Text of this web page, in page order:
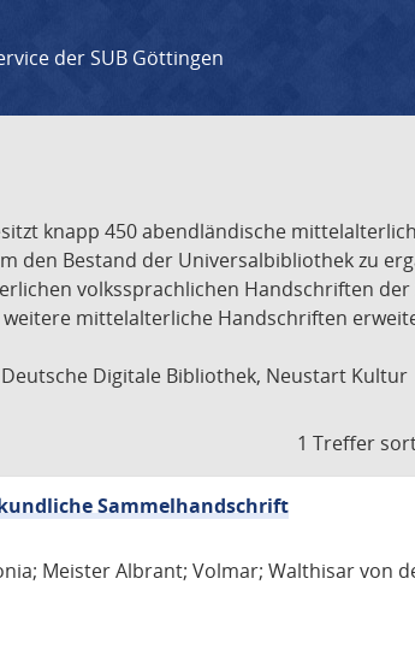
der SUB Göttingen
knapp 450 abendländische
den Bestand der Universalbibliothek zu
volkssprachlichen Handschriften
mittelalterliche Handschriften
Digitale Bibliothek, Neustart Kultur
1 Treffer
Sammelhandschrift
Meister Albrant; Volmar; Walthisar von